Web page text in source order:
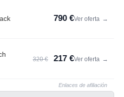
790 €Ver oferta →
320 € 217 €Ver oferta →
Enlaces de afiliación